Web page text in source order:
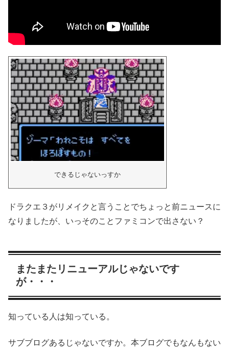
できるじゃないっすか
ドラクエ３がリメイクと言うことでちょっと前ニュースに
なりましたが、いっそのことファミコンで出さない？
またまたリニューアルじゃないです
が・・・
知っている人は知っている。
サブブログあるじゃないですか。本ブログでもなんもない